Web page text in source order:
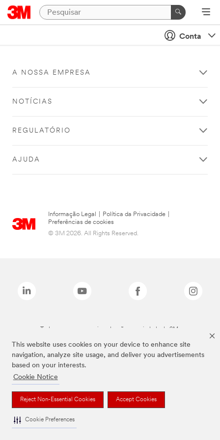
This website uses cookies on your device to enhance site
navigation, analyze site usage, and deliver you advertisements
based on your interests.
Cookie Notice
Reject Non-Essential Cookies Accept Cookies
Cookie Preferences
Conta
A NOSSA EMPRESA
NOTÍCIAS
REGULATÓRIO
AJUDA
Informação Legal Política da Privacidade
Preferências de cookies
© 3M 2026. All Rights Reserved.
Todas as marcas mencionadas são propriedade da 3M.